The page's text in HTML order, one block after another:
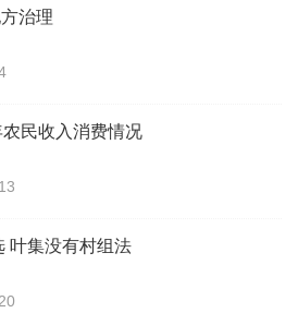
缺口极大的稀缺要素。世界城市发
乡村的稀缺性源于其不可复制的多
的资源缺口形成强烈互补。首都乡
村的稀缺性主要体现在三个关键维
治理
民收入消费情况
叶集没有村组法